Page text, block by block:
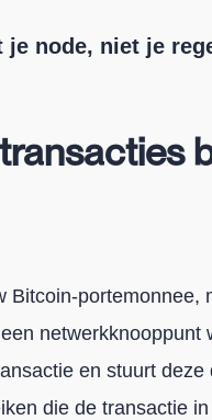
je node, niet je
Bitcoin-portemonnee,
netwerkknooppunt
en stuurt deze
die de transactie